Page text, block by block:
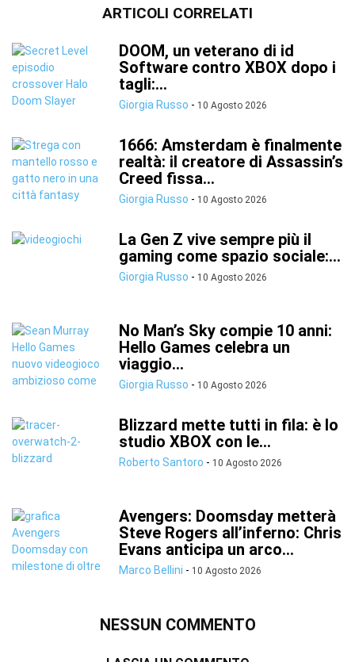
ARTICOLI CORRELATI
DOOM, un veterano di id
Software contro XBOX dopo i
tagli:...
Giorgia Russo - 10 Agosto 2026
1666: Amsterdam è finalmente
realtà: il creatore di Assassin’s
Creed fissa...
Giorgia Russo - 10 Agosto 2026
La Gen Z vive sempre più il
gaming come spazio sociale:...
Giorgia Russo - 10 Agosto 2026
No Man’s Sky compie 10 anni:
Hello Games celebra un
viaggio...
Giorgia Russo - 10 Agosto 2026
Blizzard mette tutti in fila: è lo
studio XBOX con le...
Roberto Santoro - 10 Agosto 2026
Avengers: Doomsday metterà
Steve Rogers all’inferno: Chris
Evans anticipa un arco...
Marco Bellini - 10 Agosto 2026
NESSUN COMMENTO